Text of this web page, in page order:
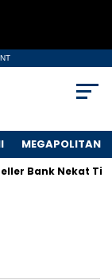
MEGAPOLITAN
Bank Nekat